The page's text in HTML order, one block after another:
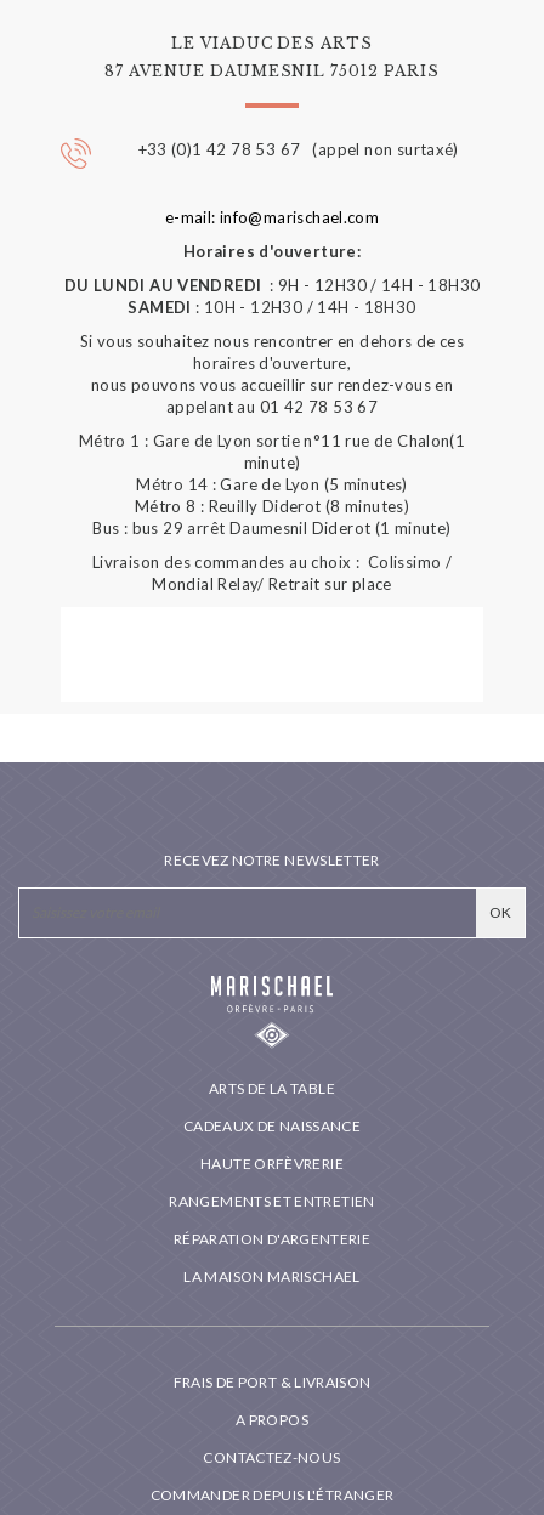
LE VIADUC DES ARTS
87 AVENUE DAUMESNIL 75012 PARIS
+33 (0)1 42 78 53 67 (appel non surtaxé)
e-mail: info@marischael.com
Horaires d'ouverture:
DU LUNDI AU VENDREDI : 9H - 12H30 / 14H - 18H30
SAMEDI : 10H - 12H30 / 14H - 18H30
Si vous souhaitez nous rencontrer en dehors de ces
horaires d'ouverture,
nous pouvons vous accueillir sur rendez-vous en
appelant au 01 42 78 53 67
Métro 1 : Gare de Lyon sortie n°11 rue de Chalon(1
minute)
Métro 14 : Gare de Lyon (5 minutes)
Métro 8 : Reuilly Diderot (8 minutes)
Bus : bus 29 arrêt Daumesnil Diderot (1 minute)
Livraison des commandes au choix : Colissimo /
Mondial Relay/ Retrait sur place
ARTS DE LA TABLE
CADEAUX DE NAISSANCE
HAUTE ORFÈVRERIE
RANGEMENTS ET ENTRETIEN
RÉPARATION D'ARGENTERIE
LA MAISON MARISCHAEL
FRAIS DE PORT & LIVRAISON
A PROPOS
CONTACTEZ-NOUS
COMMANDER DEPUIS L'ÉTRANGER
RECEVEZ NOTRE NEWSLETTER